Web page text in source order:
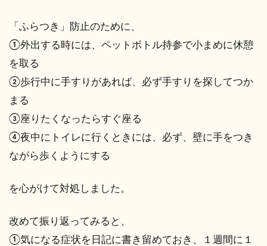
「ふらつき」防止のために、
①外出する時には、ペットボトル持参で小まめに休憩
を取る
②歩行中に手すりがあれば、必ず手すりを探してつか
まる
③座りたくなったらすぐ座る
④夜中にトイレに行くときには、必ず、壁に手をつき
ながら歩くようにする
を心がけて対処しました。
改めて振り返ってみると、
①気になる症状を日記に書き留めておき、１週間に１